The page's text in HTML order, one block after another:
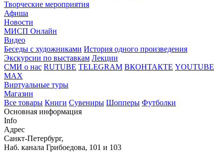
Творческие мероприятия
Афиша
Новости
МИСП Онлайн
Видео
Беседы с художниками История одного произведения
Экскурсии по выставкам Лекции
СМИ о нас RUTUBE TELEGRAM ВКОНТАКТЕ YOUTUBE
MAX
Виртуальные туры
Магазин
Все товары Книги Сувениры Шопперы Футболки
Основная информация
Info
Адрес
Санкт-Петербург,
Наб. канала Грибоедова, 101 и 103